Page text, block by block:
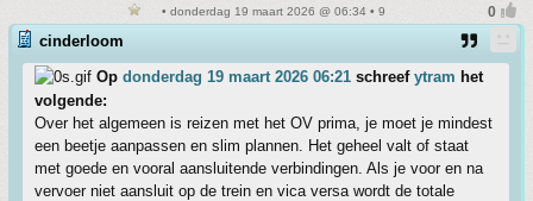
• donderdag 19 maart 2026 @ 06:34 • 9
cinderloom
Op donderdag 19 maart 2026 06:21 schreef ytram het
volgende:
Over het algemeen is reizen met het OV prima, je moet je mindest
een beetje aanpassen en slim plannen. Het geheel valt of staat
met goede en vooral aansluitende verbindingen. Als je voor en na
vervoer niet aansluit op de trein en vica versa wordt de totale